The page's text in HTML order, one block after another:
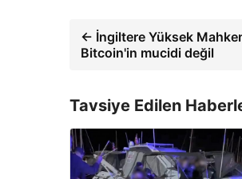
← İngiltere Yüksek
Bitcoin'in mucidi değil
Tavsiye Edilen